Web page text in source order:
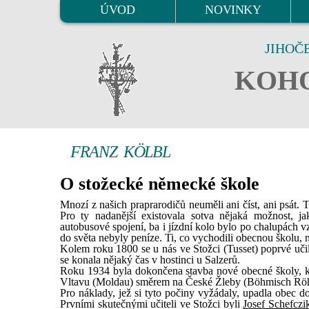
ÚVOD NOVINKY
FRANZ KÖLBL
O stožecké německé škole
Mnozí z našich praprarodičů neuměli ani číst, ani psát.
Pro ty nadanější existovala sotva nějaká možnost,
autobusové spojení, ba i jízdní kolo bylo po chalupách
do světa nebyly peníze. Ti, co vychodili obecnou školu,
Kolem roku 1800 se u nás ve Stožci (Tusset) poprvé
se konala nějaký čas v hostinci u Salzerů.
Roku 1934 byla dokončena stavba nové obecné
Vltavu (Moldau) směrem na České Žleby (Böhmisch
Pro náklady, jež si tyto počiny vyžádaly, upadla obec
Prvními skutečnými učiteli ve Stožci byli Josef